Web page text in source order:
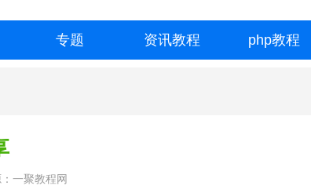
专题 资讯教程 php教程
一聚教程网